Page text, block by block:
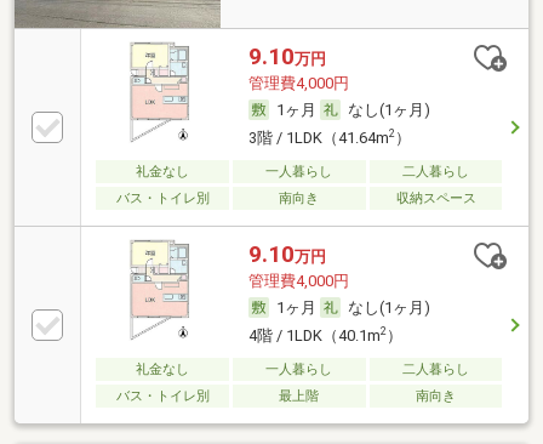
9.10万円
管理費4,000円
1ヶ月
なし(1ヶ月)
3階 / 1LDK（41.64m2）
礼金なし 一人暮らし
二人暮らし
バス・トイレ別
南向き 収納スペース
9.10万円
管理費4,000円
1ヶ月
なし(1ヶ月)
4階 / 1LDK（40.1m2）
礼金なし 一人暮らし
二人暮らし
バス・トイレ別
最上階 南向き